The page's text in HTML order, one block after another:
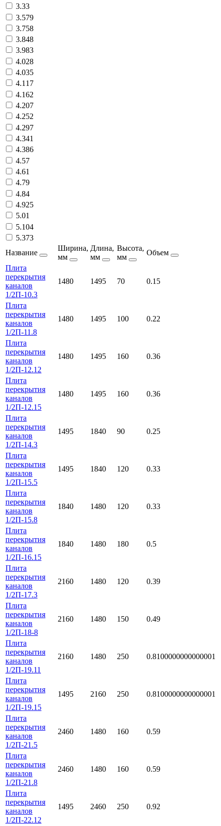
3.33
3.579
3.758
3.848
3.983
4.028
4.035
4.117
4.162
4.207
4.252
4.297
4.341
4.386
4.57
4.61
4.79
4.84
4.925
5.01
5.104
5.373
Название
Ширина,
мм
Длина,
мм
Высота,
мм
Объем
Плита
перекрытия
каналов
1/2П-10.3
1480 1495 70 0.15
Плита
перекрытия
каналов
1/2П-11.8
1480 1495 100 0.22
Плита
перекрытия
каналов
1/2П-12.12
1480 1495 160 0.36
Плита
перекрытия
каналов
1/2П-12.15
1480 1495 160 0.36
Плита
перекрытия
каналов
1/2П-14.3
1495 1840 90 0.25
Плита
перекрытия
каналов
1/2П-15.5
1495 1840 120 0.33
Плита
перекрытия
каналов
1/2П-15.8
1840 1480 120 0.33
Плита
перекрытия
каналов
1/2П-16.15
1840 1480 180 0.5
Плита
перекрытия
каналов
1/2П-17.3
2160 1480 120 0.39
Плита
перекрытия
каналов
1/2П-18-8
2160 1480 150 0.49
Плита
перекрытия
каналов
1/2П-19.11
2160 1480 250 0.8100000000000001
Плита
перекрытия
каналов
1/2П-19.15
1495 2160 250 0.8100000000000001
Плита
перекрытия
каналов
1/2П-21.5
2460 1480 160 0.59
Плита
перекрытия
каналов
1/2П-21.8
2460 1480 160 0.59
Плита
перекрытия
каналов
1/2П-22.12
1495 2460 250 0.92